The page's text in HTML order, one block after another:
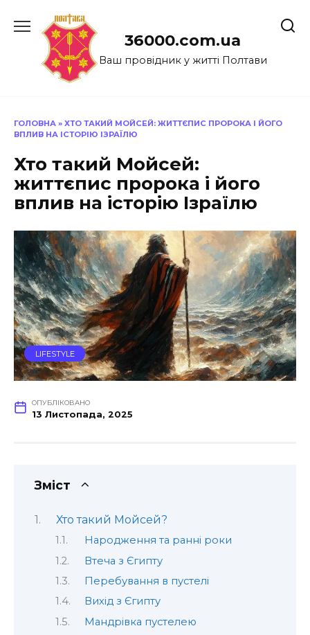
до
36000.com.ua
Ваш провідник у житті Полтави
ГОЛОВНА » ХТО ТАКИЙ МОЙСЕЙ: ЖИТТЄПИС ПРОРОКА І ЙОГО
ВПЛИВ НА ІСТОРІЮ ІЗРАЇЛЮ
Хто такий Мойсей:
життєпис пророка і його
вплив на історію Ізраїлю
LIFESTYLE
ОПУБЛІКОВАНО
13 Листопада, 2025
Зміст
Хто такий Мойсей?
Народження та ранні роки
Втеча з Єгипту
Перебування в пустелі
Вихід з Єгипту
Мандрівка пустелею